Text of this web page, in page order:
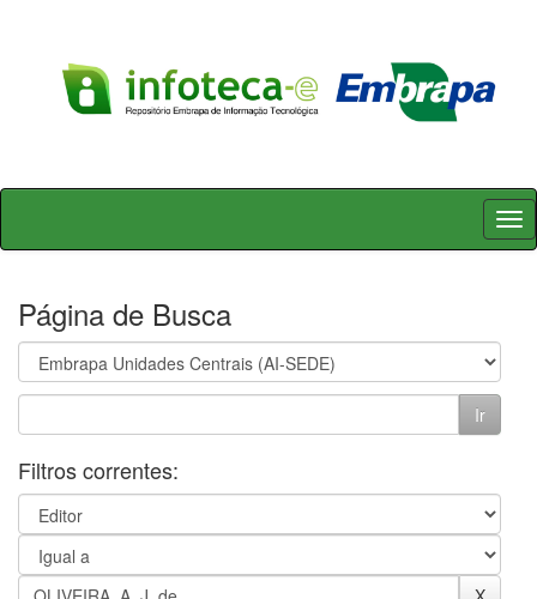
Skip
Página de Busca
Filtros correntes: